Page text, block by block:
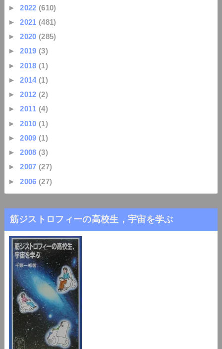
►2022 (610)
►2021 (481)
►2020 (285)
►2019 (3)
►2018 (1)
►2014 (1)
►2012 (2)
►2011 (4)
►2010 (1)
►2009 (1)
►2008 (3)
►2007 (27)
►2006 (27)
筋ジストロフィーの高校生，宇宙を学ぶ